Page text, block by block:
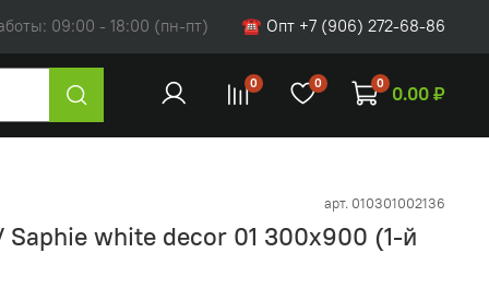
09:00 - 18:00 (пн-пт) ☎ Опт +7 (906) 272-68-86
0 0 0 0.00 ₽
арт. 010301002136
white decor 01 300х900 (1-й